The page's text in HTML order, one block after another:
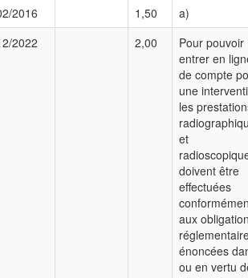
2016 1,50
a)
2022 2,00
Pour pouvoir
entrer en
de compte
une
les
et
doivent être
effectuées
aux
énoncées
ou en vertu